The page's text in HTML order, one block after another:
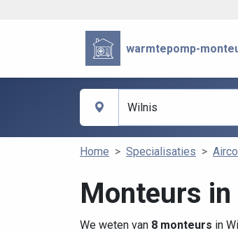
warmtepomp-
Home Specialisaties
Monteurs
We weten van 8 monteurs in